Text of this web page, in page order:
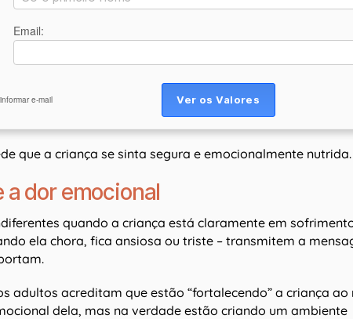
Email:
e-mail
que a criança se sinta segura e emocionalmente nutrida.
dor emocional
quando a criança está claramente em
ela chora, fica ansiosa ou triste – transmitem a
adultos acreditam que estão “fortalecendo” a criança ao
dela, mas na verdade estão criando um ambiente